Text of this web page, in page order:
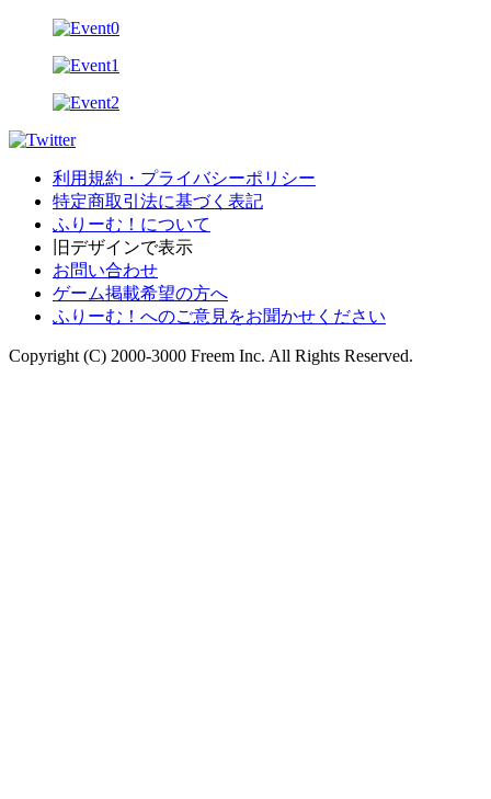
利用規約・プライバシーポリシー
特定商取引法に基づく表記
ふりーむ！について
旧デザインで表示
お問い合わせ
ゲーム掲載希望の方へ
ふりーむ！へのご意見をお聞かせください
Copyright (C) 2000-3000 Freem Inc. All Rights Reserved.